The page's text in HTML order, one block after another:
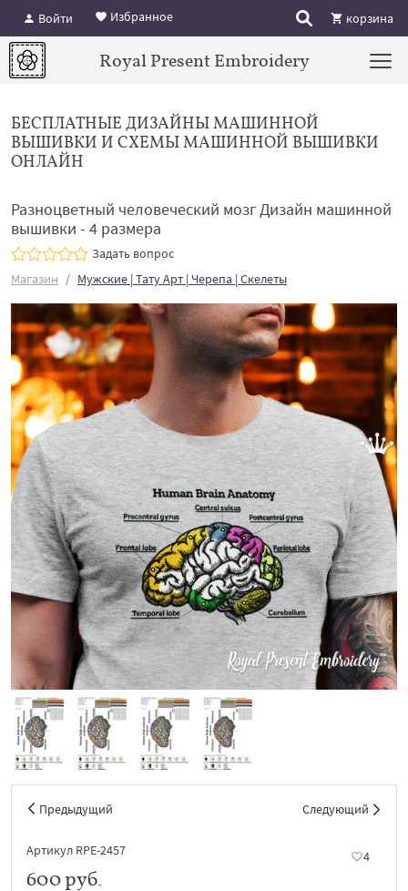
Войти Избранное корзина
Royal Present Embroidery
БЕСПЛАТНЫЕ ДИЗАЙНЫ МАШИННОЙ
ВЫШИВКИ И СХЕМЫ МАШИННОЙ ВЫШИВКИ
ОНЛАЙН
Разноцветный человеческий мозг Дизайн машинной
вышивки - 4 размера
Задать вопрос
Магазин
Мужские | Тату Арт | Черепа | Скелеты
Предыдущий Следующий
Артикул RPE-2457 4
600 руб.